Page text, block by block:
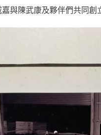
與陳武康及夥伴們共同